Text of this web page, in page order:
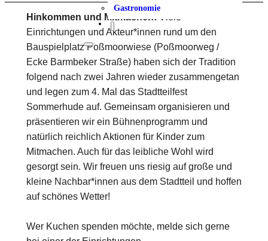
Gastronomie
Hinkommen und Mitmachen! Viele
Einrichtungen und Akteur*innen rund um den
Bauspielplatz Poßmoorwiese (Poßmoorweg /
Ecke Barmbeker Straße) haben sich der Tradition
folgend nach zwei Jahren wieder zusammengetan
und legen zum 4. Mal das Stadtteilfest
Sommerhude auf. Gemeinsam organisieren und
präsentieren wir ein Bühnenprogramm und
natürlich reichlich Aktionen für Kinder zum
Mitmachen. Auch für das leibliche Wohl wird
gesorgt sein. Wir freuen uns riesig auf große und
kleine Nachbar*innen aus dem Stadtteil und hoffen
auf schönes Wetter!
Wer Kuchen spenden möchte, melde sich gerne